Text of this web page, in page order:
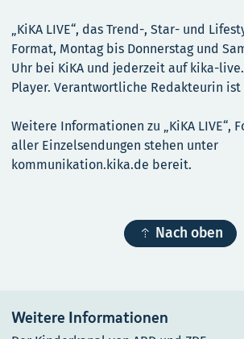
„KiKA LIVE“, das Trend-, Star- und
Format, Montag bis Donnerstag und
Uhr bei KiKA und jederzeit auf kika-
Player. Verantwortliche Redakteurin
Weitere Informationen zu „KiKA LIVE“,
aller Einzelsendungen stehen unter
kommunikation.kika.de bereit.
 Nach oben
Weitere Informationen